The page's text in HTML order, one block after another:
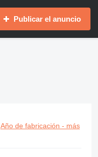
Publicar el anuncio
Año de fabricación - más